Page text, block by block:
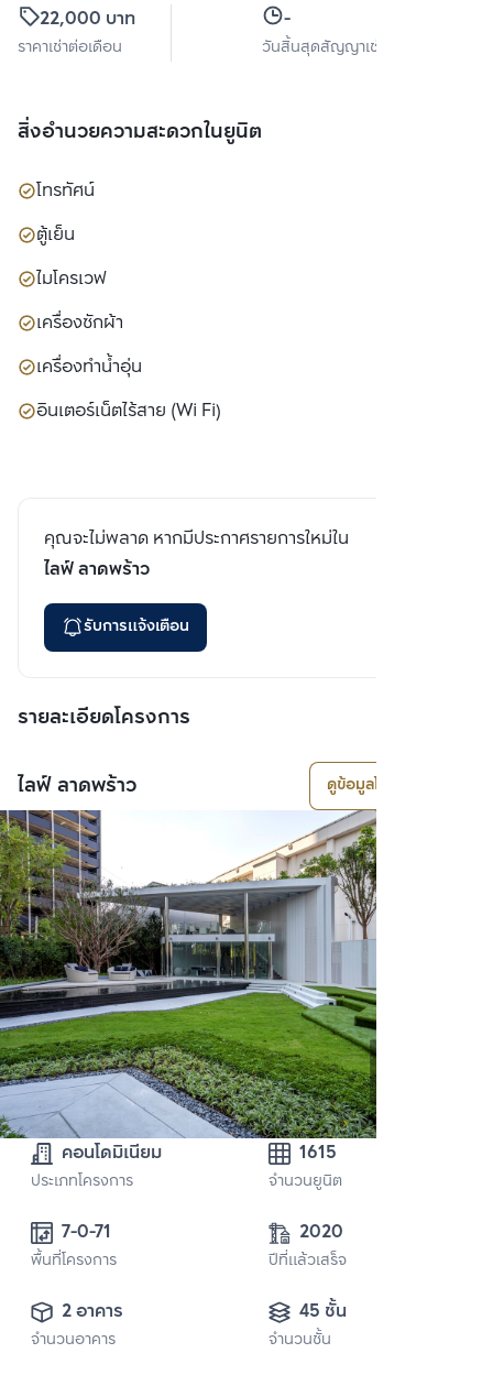
22,000 บาท
ราคาเช่าต่อเดือน
-
วันสิ้นสุดสัญญาเช่า
สิ่งอำนวยความสะดวกในยูนิต
โทรทัศน์
ตู้เย็น
ไมโครเวฟ
เครื่องซักผ้า
เครื่องทำน้ำอุ่น
อินเตอร์เน็ตไร้สาย (Wi Fi)
คุณจะไม่พลาด หากมีประกาศรายการใหม่ใน
ไลฟ์ ลาดพร้าว
รับการแจ้งเตือน
รายละเอียดโครงการ
ไลฟ์ ลาดพร้าว ดูข้อมูลโครงการ
คอนโดมิเนียม
ประเภทโครงการ
1615
จำนวนยูนิต
7-0-71
พื้นที่โครงการ
2020
ปีที่แล้วเสร็จ
2 อาคาร
จำนวนอาคาร
45 ชั้น
จำนวนชั้น